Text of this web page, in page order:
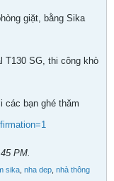
giặt, bằng Sika
T130 SG, thi công khò
các bạn ghé thăm
PM.
sika nha dep nhà thông